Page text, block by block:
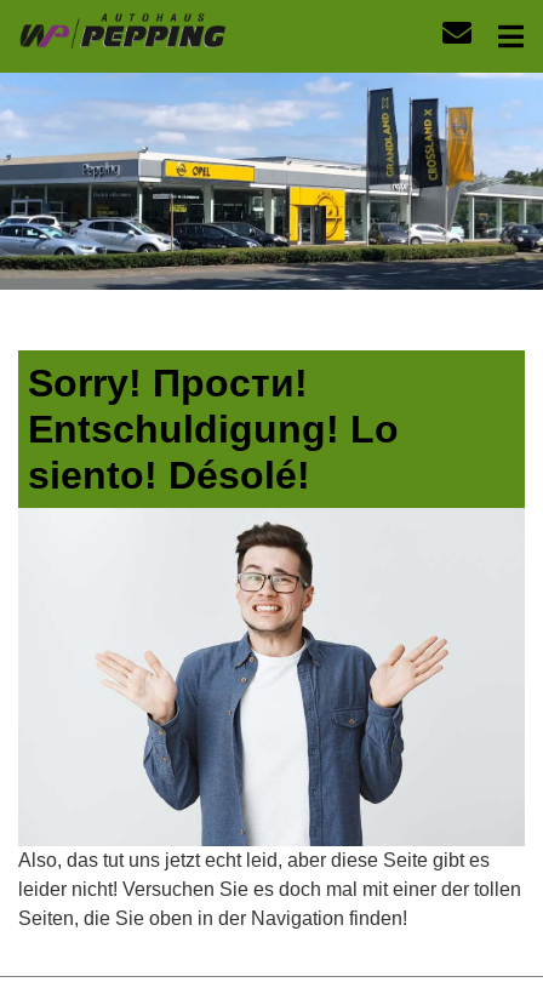
Sorry! Прости!
Entschuldigung! Lo
siento! Désolé!
Also, das tut uns jetzt echt leid, aber diese Seite gibt es
leider nicht! Versuchen Sie es doch mal mit einer der tollen
Seiten, die Sie oben in der Navigation finden!